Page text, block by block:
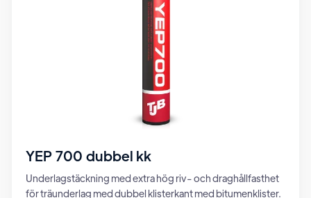
YEP 700 dubbel kk
Underlagstäckning med extra hög riv- och draghållfasthet
för träunderlag med dubbel klisterkant med bitumenklister.